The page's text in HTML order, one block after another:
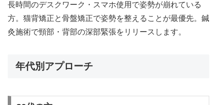
長時間のデスクワーク・スマホ使用で姿勢が崩れている
方。猫背矯正と骨盤矯正で姿勢を整えることが最優先。鍼
灸施術で頸部・背部の深部緊張をリリースします。
年代別アプローチ